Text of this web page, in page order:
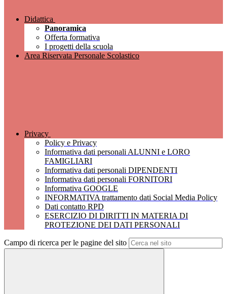
Didattica
Panoramica
Offerta formativa
I progetti della scuola
Area Riservata Personale Scolastico
Privacy
Policy e Privacy
Informativa dati personali ALUNNI e LORO
FAMIGLIARI
Informativa dati personali DIPENDENTI
Informativa dati personali FORNITORI
Informativa GOOGLE
INFORMATIVA trattamento dati Social Media Policy
Dati contatto RPD
ESERCIZIO DI DIRITTI IN MATERIA DI
PROTEZIONE DEI DATI PERSONALI
Campo di ricerca per le pagine del sito